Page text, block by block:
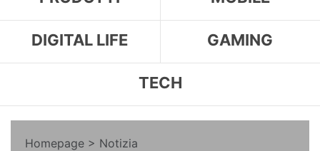
DIGITAL LIFE GAMING
TECH
Homepage > Notizia